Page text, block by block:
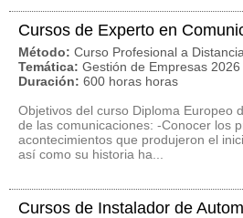
Cursos de Experto en
Método: Curso Profesional a Distancia
Temática: Gestión de Empresas 2026
Duración: 600 horas horas
Objetivos del curso Diploma Europeo
de las comunicaciones: -Conocer los
acontecimientos que produjeron el
así como su historia ha...
Cursos de Instalador de